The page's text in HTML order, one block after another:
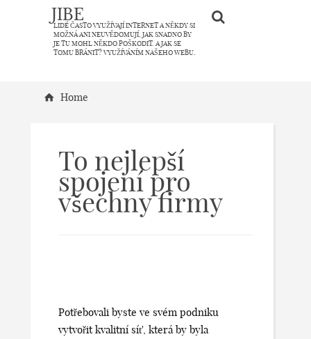
JIBE
LIDÉ ČASTO VYUŽÍVAJÍ INTERNET A NĚKDY SI
MOŽNÁ ANI NEUVĚDOMUJÍ, JAK SNADNO BY
JE TU MOHL NĚKDO POŠKODIT. A JAK SE
TOMU BRÁNIT? VYUŽÍVÁNÍM NAŠEHO WEBU.
Home
To nejlepší
spojení pro
všechny firmy
Potřebovali byste ve svém podniku
vytvořit kvalitní síť, která by byla